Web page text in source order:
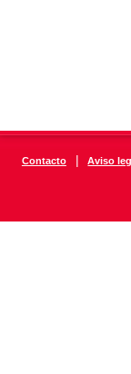
Contacto | Aviso